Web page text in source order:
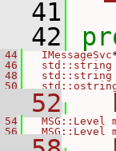
41
42
44
IMessageSvc
46
std::string
48
std::string
50
52
54
MSG::Level
56
MSG::Level